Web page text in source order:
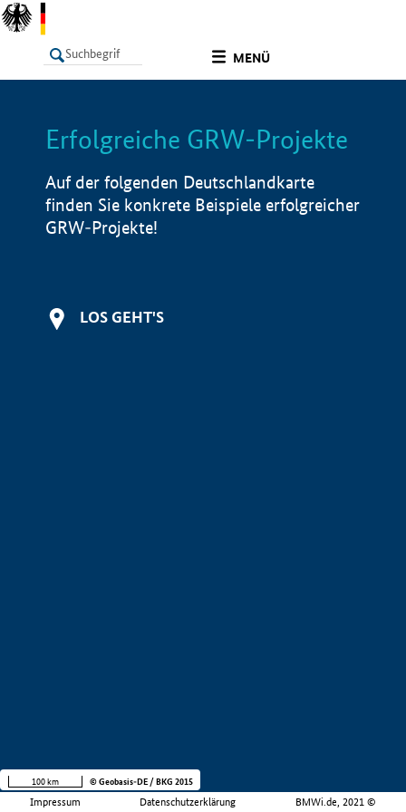
MENÜ
LISTE Info
Erfolgreiche GRW-Projekte
Auf der folgenden Deutschlandkarte
finden Sie konkrete Beispiele erfolgreicher
GRW-Projekte!
LOS GEHT'S
Impressum Datenschutzerklärung BMWi.de, 2021 ©
100 km © Geobasis-DE / BKG 2015